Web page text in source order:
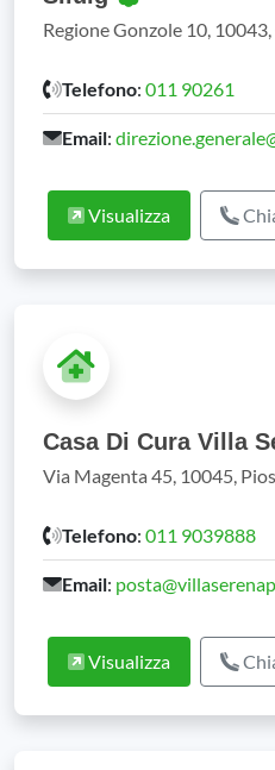
Regione Gonzole 10,
Telefono: 011 90261
Email:
Visualizza
Casa Di Cura Villa
Via Magenta 45, 10045,
Telefono: 011 9039888
Email:
Visualizza